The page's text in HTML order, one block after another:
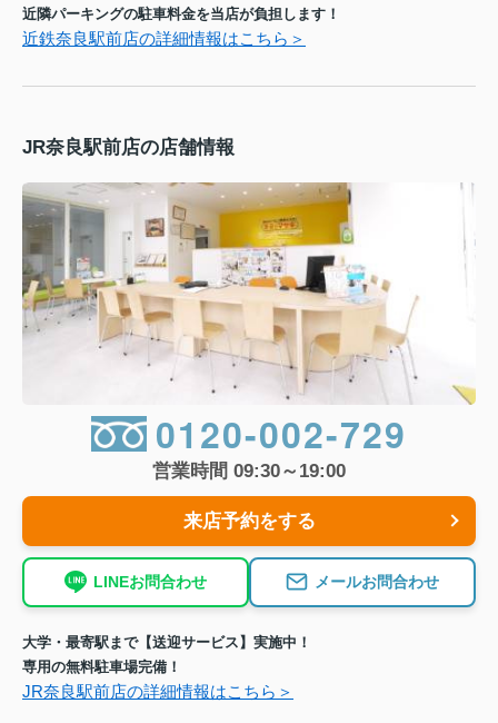
近隣パーキングの駐車料金を当店が負担します！
近鉄奈良駅前店の詳細情報はこちら＞
JR奈良駅前店の店舗情報
0120-002-729
営業時間 09:30～19:00
来店予約をする
LINEお問合わせ メールお問合わせ
大学・最寄駅まで【送迎サービス】実施中！
専用の無料駐車場完備！
JR奈良駅前店の詳細情報はこちら＞